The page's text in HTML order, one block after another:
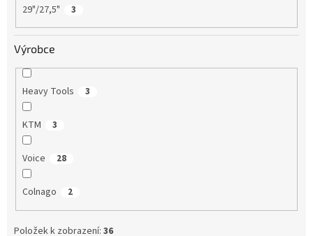
29"/27,5" 3
Výrobce
Heavy Tools 3
KTM 3
Voice 28
Colnago 2
Položek k zobrazení: 36